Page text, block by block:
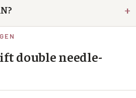
+
double needle-